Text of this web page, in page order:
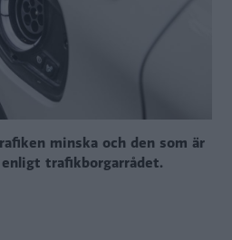
minska och den som är
trafikborgarrådet.